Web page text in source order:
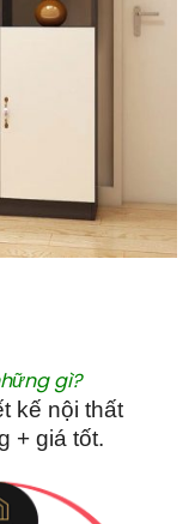
gì?
kế nội thất
+ giá tốt.